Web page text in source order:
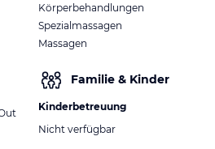
Körperbehandlungen
Spezialmassagen
Massagen
Familie & Kinder
Kinderbetreuung
Nicht verfügbar